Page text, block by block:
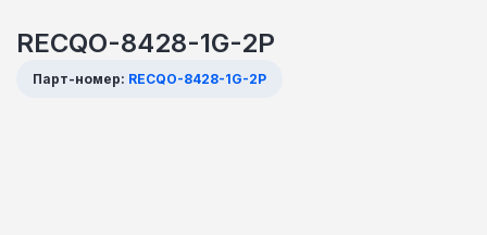
RECQO-8428-1G-2P
Парт-номер: RECQO-8428-1G-2P